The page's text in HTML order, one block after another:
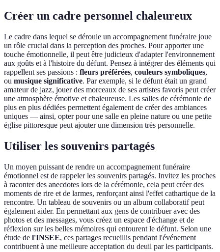
Créer un cadre personnel chaleureux
Le cadre dans lequel se déroule un accompagnement funéraire joue
un rôle crucial dans la perception des proches. Pour apporter une
touche émotionnelle, il peut être judicieux d'adapter l'environnement
aux goûts et à l'histoire du défunt. Pensez à intégrer des éléments qui
rappellent ses passions : fleurs préférées, couleurs symboliques,
ou musique significative. Par exemple, si le défunt était un grand
amateur de jazz, jouer des morceaux de ses artistes favoris peut créer
une atmosphère émotive et chaleureuse. Les salles de cérémonie de
plus en plus dédiées permettent également de créer des ambiances
uniques — ainsi, opter pour une salle en pleine nature ou une petite
église pittoresque peut ajouter une dimension très personnelle.
Utiliser les souvenirs partagés
Un moyen puissant de rendre un accompagnement funéraire
émotionnel est de rappeler les souvenirs partagés. Invitez les proches
à raconter des anecdotes lors de la cérémonie, cela peut créer des
moments de rire et de larmes, renforçant ainsi l'effet cathartique de la
rencontre. Un tableau de souvenirs ou un album collaboratif peut
également aider. En permettant aux gens de contribuer avec des
photos et des messages, vous créez un espace d'échange et de
réflexion sur les belles mémoires qui entourent le défunt. Selon une
étude de l'INSEE, ces partages recueillis pendant l'événement
contribuent à une meilleure acceptation du deuil par les participants.